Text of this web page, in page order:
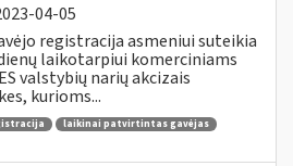
04-05
registracija asmeniui suteikia
laikotarpiui komerciniams
valstybių narių akcizais
kurioms...
laikinai patvirtintas gavėjas